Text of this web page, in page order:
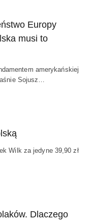
Europy
musi to
amerykańskiej
Sojusz…
Wilk za jedyne 39,90 zł
Dlaczego